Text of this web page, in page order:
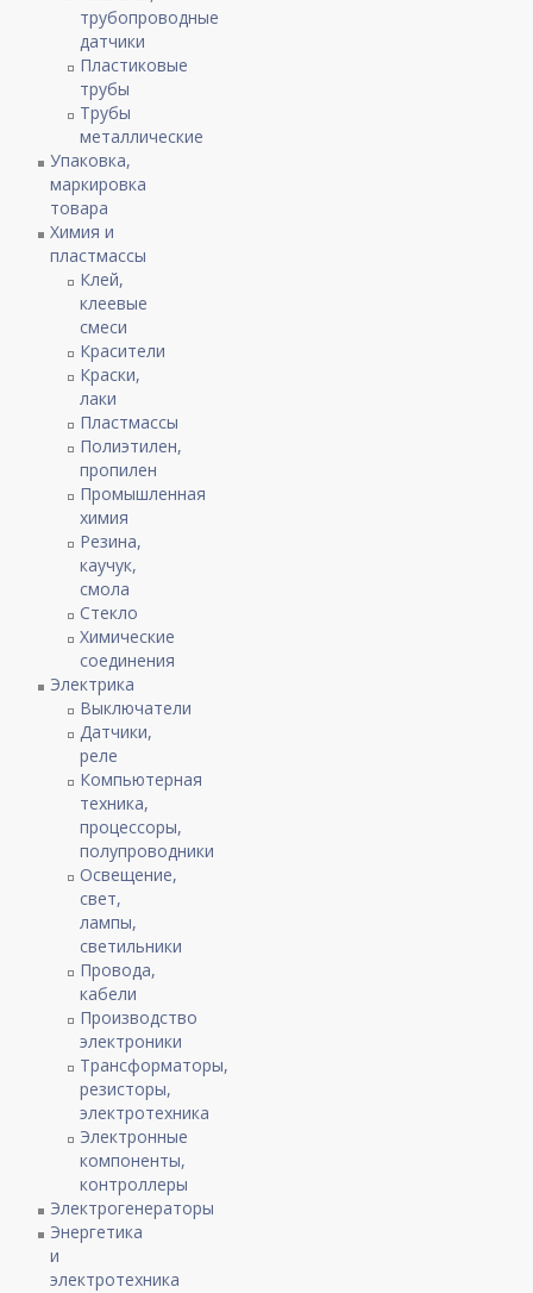
трубопроводные
датчики
Пластиковые
трубы
Трубы
металлические
Упаковка,
маркировка
товара
Химия и
пластмассы
Клей,
клеевые
смеси
Красители
Краски,
лаки
Пластмассы
Полиэтилен,
пропилен
Промышленная
химия
Резина,
каучук,
смола
Стекло
Химические
соединения
Электрика
Выключатели
Датчики,
реле
Компьютерная
техника,
процессоры,
полупроводники
Освещение,
свет,
лампы,
светильники
Провода,
кабели
Производство
электроники
Трансформаторы,
резисторы,
электротехника
Электронные
компоненты,
контроллеры
Электрогенераторы
Энергетика
и
электротехника